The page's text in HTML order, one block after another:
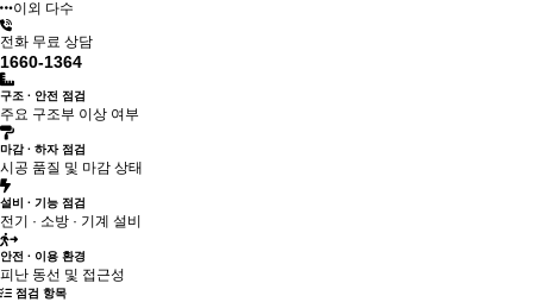
이외 다수
전화 무료 상담
1660-1364
구조 · 안전 점검
주요 구조부 이상 여부
마감 · 하자 점검
시공 품질 및 마감 상태
설비 · 기능 점검
전기 · 소방 · 기계 설비
안전 · 이용 환경
피난 동선 및 접근성
점검 항목